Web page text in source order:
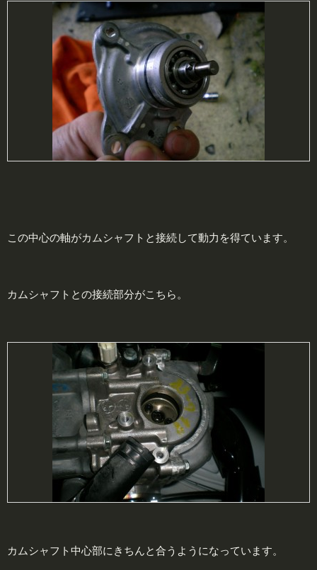
この中心の軸がカムシャフトと接続して動力を得ています。
カムシャフトとの接続部分がこちら。
カムシャフト中心部にきちんと合うようになっています。